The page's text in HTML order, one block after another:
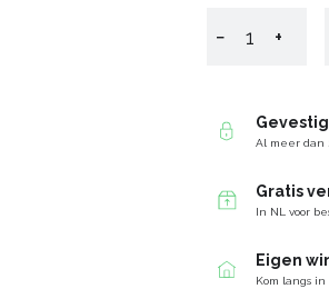
− +
Al meer dan
Gratis
In NL voor
Eigen
Kom langs